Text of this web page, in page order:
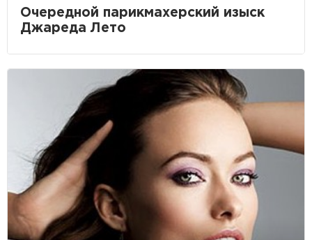
Очередной парикмахерский изыск
Джареда Лето